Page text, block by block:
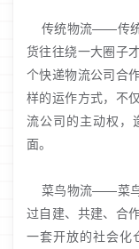
传统物流——传统
货往往绕一大圈子
个快递物流公司合
样的运作方式，不
流公司的主动权，
面。
菜鸟物流——菜鸟
过自建、共建、合
一套开放的社会化